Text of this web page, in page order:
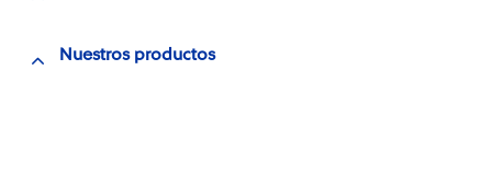
Nuestros productos